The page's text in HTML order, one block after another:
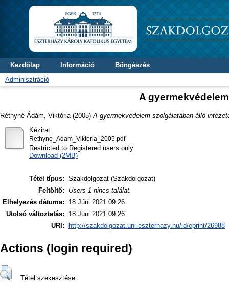
Kezdőlap Információ
Böngészés
Adminisztráció
A
Réthyné Ádám, Viktória (2005) A gyermekvédelem szolgálatában álló
Kézirat
Rethyne_Adam_Viktoria_2005.pdf
Restricted to Registered users only
Download (2MB)
Tétel típus: Szakdolgozat (Szakdolgozat)
Feltöltő:
Users 1 nincs találat.
Elhelyezés dátuma:
18 Júni 2021 09:26
Utolsó változtatás:
18 Júni 2021 09:26
URI:
http://szakdolgozat.uni-eszterhazy.hu/id/eprint/26988
Actions (login required)
Tétel szekesztése